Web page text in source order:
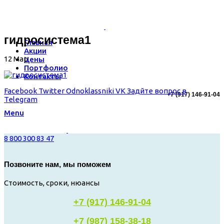
Главная
Акции
Цены
Портфолио
Контакты
+7 (917) 146-91-04
Menu
8 800 300 83 47
гидросистема1
12 Мар
Facebook TwitterOdnoklassnikiVK Задйте вопрос в
Telegram
Позвоните нам, мы поможем
Стоимость, сроки, нюансы
+7 (917) 146-91-04
+7 (987) 158-38-18